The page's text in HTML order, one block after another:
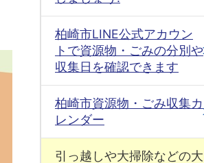
柏崎市LINE公式アカウン
トで資源物・ごみの分別や
収集日を確認できます
柏崎市資源物・ごみ収集カ
レンダー
引っ越しや大掃除などの大